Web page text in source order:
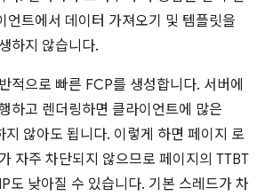
언트에서 데이터 가져오기 및 템플릿을
하지 않습니다.
적으로 빠른 FCP를 생성합니다. 서버에
하고 렌더링하면 클라이언트에 많은
않아도 됩니다. 이렇게 하면 페이지 로
자주 차단되지 않으므로 페이지의 TTBT
도 낮아질 수 있습니다. 기본 스레드가 차